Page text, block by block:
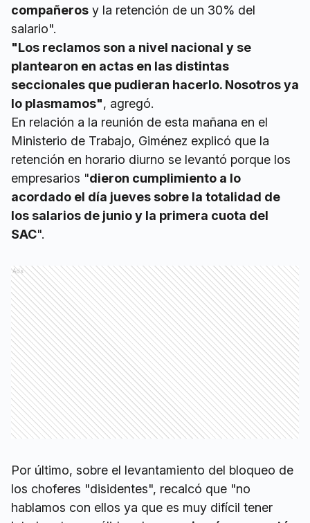
compañeros y la retención de un 30% del
salario".
"Los reclamos son a nivel nacional y se
plantearon en actas en las distintas
seccionales que pudieran hacerlo. Nosotros ya
lo plasmamos", agregó.
En relación a la reunión de esta mañana en el
Ministerio de Trabajo, Giménez explicó que la
retención en horario diurno se levantó porque los
empresarios "dieron cumplimiento a lo
acordado el día jueves sobre la totalidad de
los salarios de junio y la primera cuota del
SAC".
Ads
Por último, sobre el levantamiento del bloqueo de
los choferes "disidentes", recalcó que "no
hablamos con ellos ya que es muy difícil tener